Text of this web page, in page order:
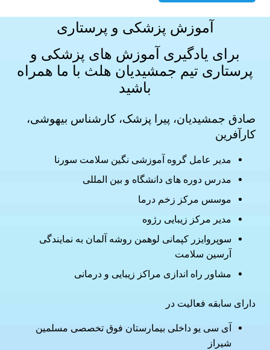
آموزش پزشکی و پرستاری
برای یادگیری آموزش های پزشکی و
پرستاری تیم جمشیدیان هلث با ما همراه
باشید
صادق جمشیدیان، پیرا پزشک، کارشناس بیهوشی،
کارآفرین
مدیر عامل گروه آموزشی نگین سلامت سورنا
مدرس دوره های دانشگاه و بین المللی
موسس مرکز زخم درما
مدیر مرکز زیبایی رژوه
سوپروایزر کپمانی لوهمن روشه آلمان به نمایندگی
آرسین سلامت
مشاور راه اندازی مراکز زیبایی و درمانی
دارای سابقه فعالیت در
آی سی یو داخلی بیمارستان فوق تخصصی مسلمین
شیراز